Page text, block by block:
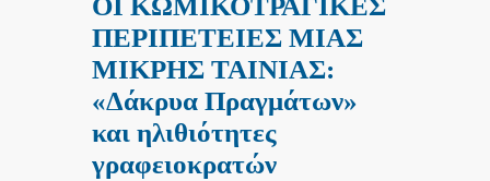
ΟΙ ΚΩΜΙΚΟΤΡΑΓΙΚΕΣ
ΠΕΡΙΠΕΤΕΙΕΣ ΜΙΑΣ
ΜΙΚΡΗΣ ΤΑΙΝΙΑΣ:
«Δάκρυα Πραγμάτων»
και ηλιθιότητες
γραφειοκρατών